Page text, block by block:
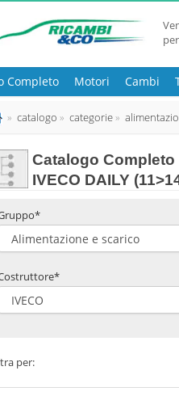
Completo Motori Cambi
catalogo categorie
Catalogo
IVECO DAILY
per: